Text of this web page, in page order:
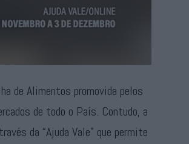
de Alimentos promovida pelos
de todo o País. Contudo, a
da “Ajuda Vale” que permite